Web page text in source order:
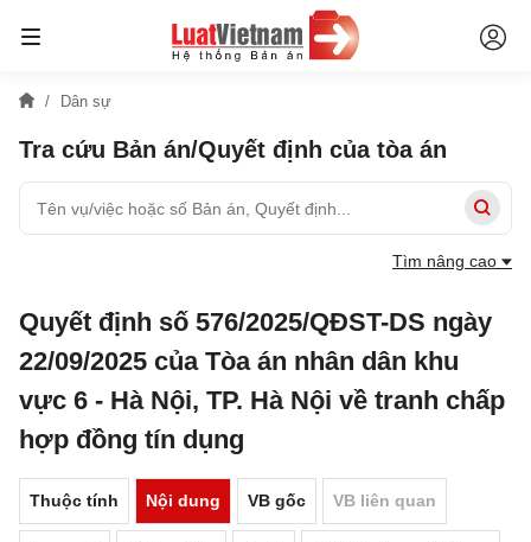
Dân sự
Tra cứu Bản án/Quyết định của tòa án
Tìm nâng cao
Quyết định số 576/2025/QĐST-DS ngày
22/09/2025 của Tòa án nhân dân khu
vực 6 - Hà Nội, TP. Hà Nội về tranh chấp
hợp đồng tín dụng
Thuộc tính Nội dung VB gốc VB liên quan